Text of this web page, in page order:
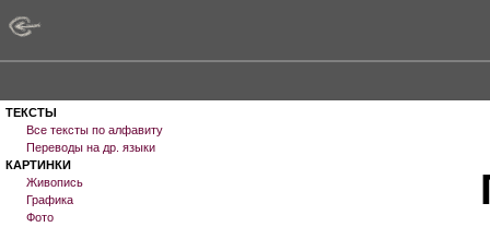
ТЕКСТЫ
Все тексты по алфавиту
Переводы на др. языки
КАРТИНКИ
Живопись
Графика
Фото